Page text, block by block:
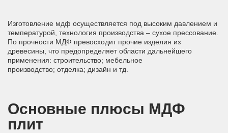
Изготовление мдф осуществляется под высоким давлением и
температурой, технология производства – сухое прессование.
По прочности МДФ превосходит прочие изделия из
древесины, что предопределяет области дальнейшего
применения: строительство; мебельное
производство; отделка; дизайн и тд.
Основные плюсы МДФ
плит